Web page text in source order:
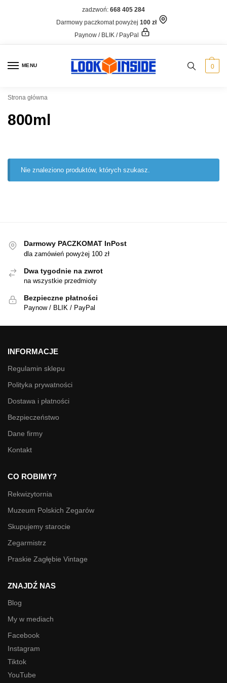
zadzwoń: 668 405 284
Darmowy paczkomat powyżej 100 zł
Paynow / BLIK / PayPal
MENU 0
Strona główna
800ml
Nie znaleziono produktów, których szukasz.
Darmowy PACZKOMAT InPost
dla zamówień powyżej 100 zł
Dwa tygodnie na zwrot
na wszystkie przedmioty
Bezpieczne płatności
Paynow / BLIK / PayPal
INFORMACJE
Regulamin sklepu
Polityka prywatności
Dostawa i płatności
Bezpieczeństwo
Dane firmy
Kontakt
CO ROBIMY?
Rekwizytornia
Muzeum Polskich Zegarów
Skupujemy starocie
Zegarmistrz
Praskie Zagłębie Vintage
ZNAJDŹ NAS
Blog
My w mediach
Facebook
Instagram
Tiktok
YouTube